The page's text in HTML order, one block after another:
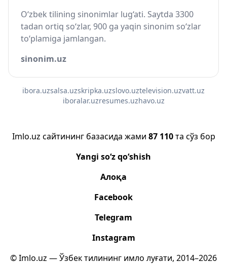
O‘zbek tilining sinonimlar lug‘ati. Saytda 3300
tadan ortiq so‘zlar, 900 ga yaqin sinonim so‘zlar
to‘plamiga jamlangan.
sinonim.uz
ibora.uzsalsa.uzskripka.uzslovo.uztelevision.uzvatt.uz
iboralar.uzresumes.uzhavo.uz
Imlo.uz сайтининг базасида жами 87 110та сўз бор
Yangi so‘z qo‘shish
Алоқа
Facebook
Telegram
Instagram
© Imlo.uz — Ўзбек тилининг имло луғати, 2014–2026